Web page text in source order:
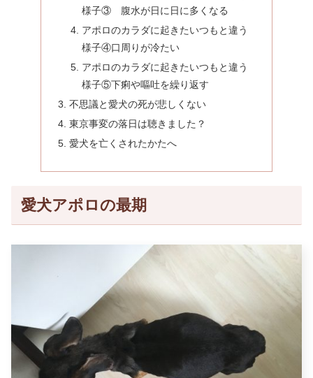
様子③ 腹水が日に日に多くなる
アポロのカラダに起きたいつもと違う
様子④口周りが冷たい
アポロのカラダに起きたいつもと違う
様子⑤下痢や嘔吐を繰り返す
不思議と愛犬の死が悲しくない
東京事変の落日は聴きました？
愛犬を亡くされたかたへ
愛犬アポロの最期